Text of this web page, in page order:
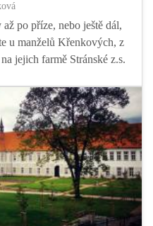
po příze, nebo ještě dál,
u manželů Křenkových, z
jejich farmě Stránské z.s.